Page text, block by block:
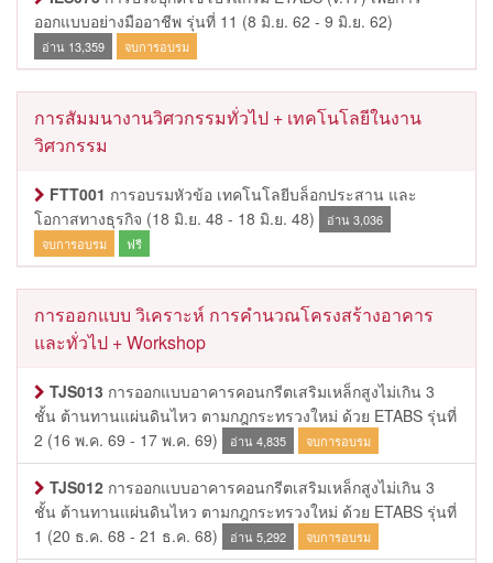
ออกแบบอย่างมืออาชีพ รุ่นที่ 11 (8 มิ.ย. 62 - 9 มิ.ย. 62)
อ่าน 13,359 จบการอบรม
การสัมมนางานวิศวกรรมทั่วไป + เทคโนโลยีในงาน
วิศวกรรม
FTT001 การอบรมหัวข้อ เทคโนโลยีบล็อกประสาน และ
โอกาสทางธุรกิจ (18 มิ.ย. 48 - 18 มิ.ย. 48)
อ่าน 3,036
จบการอบรม
ฟรี
การออกแบบ วิเคราะห์ การคำนวณโครงสร้างอาคาร
และทั่วไป + Workshop
TJS013 การออกแบบอาคารคอนกรีตเสริมเหล็กสูงไม่เกิน 3
ชั้น ต้านทานแผ่นดินไหว ตามกฎกระทรวงใหม่ ด้วย ETABS รุ่นที่
2 (16 พ.ค. 69 - 17 พ.ค. 69) อ่าน 4,835 จบการอบรม
TJS012 การออกแบบอาคารคอนกรีตเสริมเหล็กสูงไม่เกิน 3
ชั้น ต้านทานแผ่นดินไหว ตามกฎกระทรวงใหม่ ด้วย ETABS รุ่นที่
1 (20 ธ.ค. 68 - 21 ธ.ค. 68) อ่าน 5,292 จบการอบรม